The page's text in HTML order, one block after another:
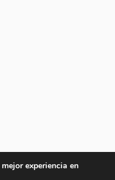
experiencia en